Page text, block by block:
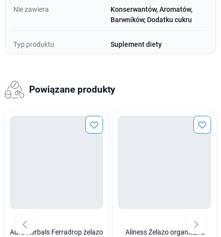
Nie zawiera
Konserwantów, Aromatów,
Barwników, Dodatku cukru
Typ produktu Suplement diety
Powiązane produkty
Aura Herbals Ferradrop żelazo
Aliness Żelazo organiczne